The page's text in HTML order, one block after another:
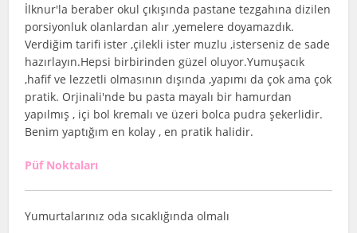
İlknur'la beraber okul çıkışında pastane tezgahına dizilen
porsiyonluk olanlardan alır ,yemelere doyamazdık.
Verdiğim tarifi ister ,çilekli ister muzlu ,isterseniz de sade
hazırlayın.Hepsi birbirinden güzel oluyor.Yumuşacık
,hafif ve lezzetli olmasının dışında ,yapımı da çok ama çok
pratik. Orjinali'nde bu pasta mayalı bir hamurdan
yapılmış , içi bol kremalı ve üzeri bolca pudra şekerlidir.
Benim yaptığım en kolay , en pratik halidir.
Püf Noktaları
Yumurtalarınız oda sıcaklığında olmalı